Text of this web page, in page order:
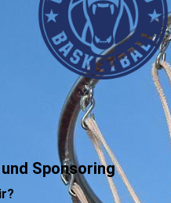
Sponsoring